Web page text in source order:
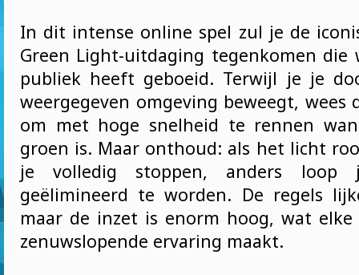
In dit intense online spel zul je de
Green Light-uitdaging tegenkomen die
publiek heeft geboeid. Terwijl je je
weergegeven omgeving beweegt, wees
om met hoge snelheid te rennen
groen is. Maar onthoud: als het licht
je volledig stoppen, anders
geëlimineerd te worden. De regels
maar de inzet is enorm hoog, wat
zenuwslopende ervaring maakt.